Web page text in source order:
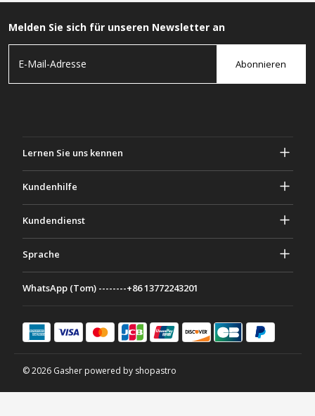
Melden Sie sich für unseren Newsletter an
Abonnieren
Lernen Sie uns kennen
Geschäftsbedingungen
Kundenhilfe
Kontaktiere uns
Kundendienst
Zahlungsmethoden
Sprache
Français
日本語
Español
WhatsApp (Tom) --------+86 13772243201
© 2026 Gasher powered by shopastro